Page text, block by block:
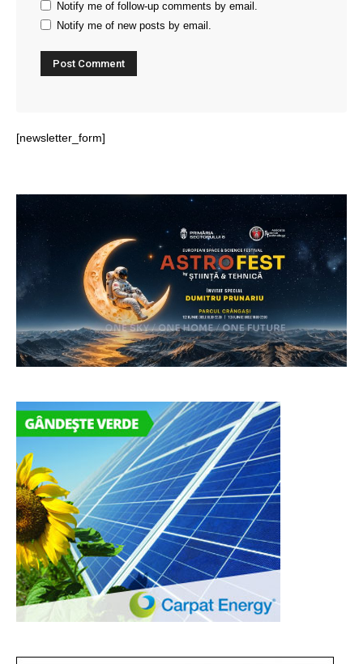
Notify me of follow-up comments by email.
Notify me of new posts by email.
[newsletter_form]